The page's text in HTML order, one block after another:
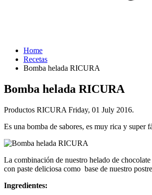
Home
Recetas
Bomba helada RICURA
Bomba helada RICURA
Productos RICURA Friday, 01 July 2016.
Es una bomba de sabores, es muy rica y super
La combinación de nuestro helado de chocolate
con paste deliciosa como base de nuestro
Ingredientes: